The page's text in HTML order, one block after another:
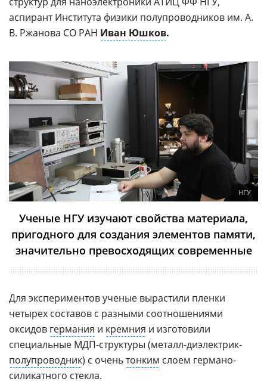
аспирант Института физики полупроводников им. А.
В. Ржанова СО РАН Иван Юшков.
НГУ
Ученые НГУ изучают свойства материала,
пригодного для создания элементов памяти,
значительно превосходящих современные
Для экспериментов ученые вырастили пленки
четырех составов с разными соотношениями
оксидов германия и кремния и изготовили
специальные МДП-структуры (металл-диэлектрик-
полупроводник) с оченьтонким слоем германо-
силикатного стекла.